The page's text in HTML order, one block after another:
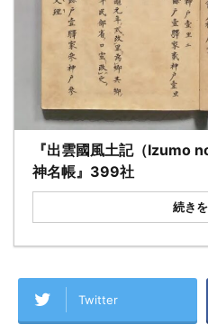
『出雲國風土記（Izumo
神名帳』399社
続き
Twitter